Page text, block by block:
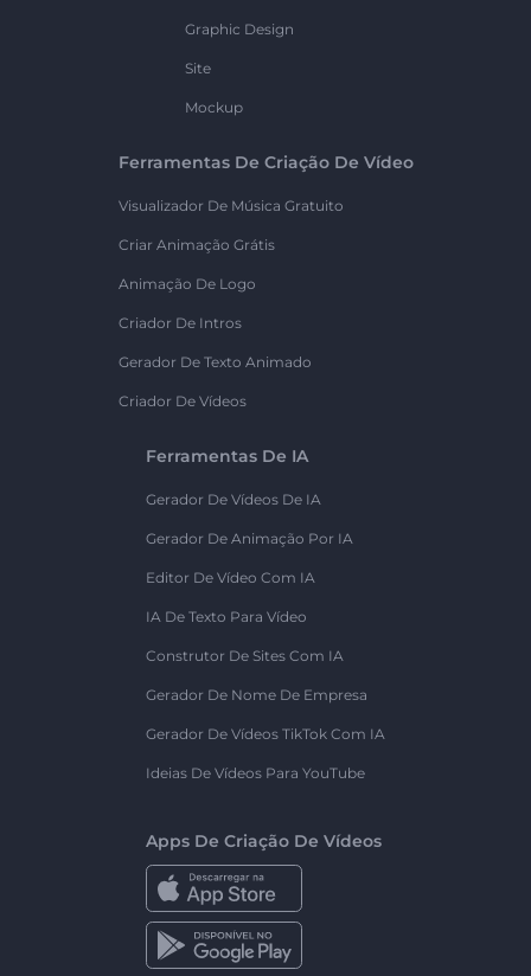
Graphic Design
Site
Mockup
Ferramentas De Criação De Vídeo
Visualizador De Música Gratuito
Criar Animação Grátis
Animação De Logo
Criador De Intros
Gerador De Texto Animado
Criador De Vídeos
Ferramentas De IA
Gerador De Vídeos De IA
Gerador De Animação Por IA
Editor De Vídeo Com IA
IA De Texto Para Vídeo
Construtor De Sites Com IA
Gerador De Nome De Empresa
Gerador De Vídeos TikTok Com IA
Ideias De Vídeos Para YouTube
Apps De Criação De Vídeos